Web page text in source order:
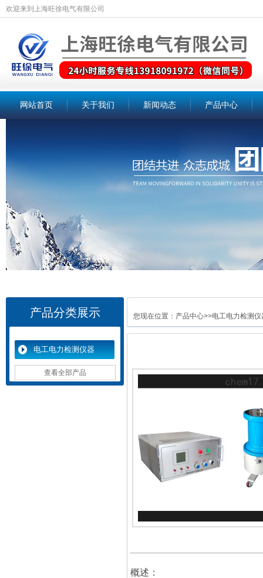
欢迎来到上海旺徐电气有限公司
网站首页 关于我们 新闻动态 产品中心
产品分类展示
电工电力检测仪器
查看全部产品
您现在位置： 产品中心>>电工电力检测仪
概述：